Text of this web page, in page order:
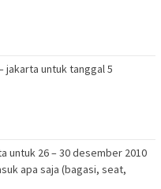
jakarta untuk tanggal 5
untuk 26 – 30 desember 2010
apa saja (bagasi, seat,